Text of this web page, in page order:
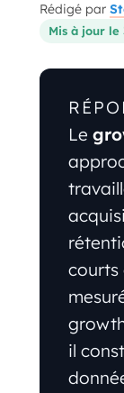
Rédigé par
Mis à jour le
Le
courts
il